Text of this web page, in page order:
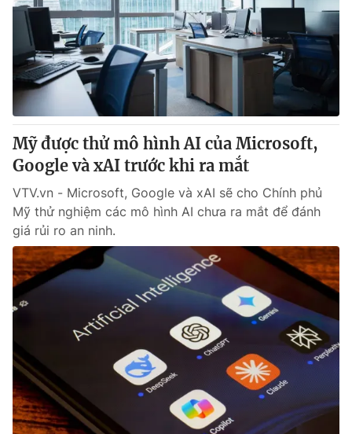
Mỹ được thử mô hình AI của Microsoft,
Google và xAI trước khi ra mắt
VTV.vn - Microsoft, Google và xAI sẽ cho Chính phủ
Mỹ thử nghiệm các mô hình AI chưa ra mắt để đánh
giá rủi ro an ninh.